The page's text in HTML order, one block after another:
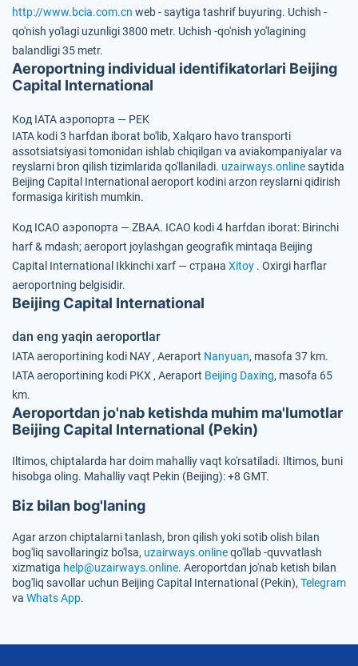
http://www.bcia.com.cn web - saytiga tashrif buyuring. Uchish -
qo'nish yo'lagi uzunligi 3800 metr. Uchish -qo'nish yo'lagining
balandligi 35 metr.
Aeroportning individual identifikatorlari Beijing
Capital International
Код IATA аэропорта — PEK
IATA kodi 3 harfdan iborat bo'lib, Xalqaro havo transporti
assotsiatsiyasi tomonidan ishlab chiqilgan va aviakompaniyalar va
reyslarni bron qilish tizimlarida qo'llaniladi. uzairways.onlinesaytida
Beijing Capital International aeroport kodini arzon reyslarni qidirish
formasiga kiritish mumkin.
Код ICAO аэропорта — ZBAA. ICAO kodi 4 harfdan iborat: Birinchi
harf & mdash; aeroport joylashgan geografik mintaqa Beijing
Capital International Ikkinchi xarf — страна Xitoy . Oxirgi harflar
aeroportning belgisidir.
Beijing Capital International
dan eng yaqin aeroportlar
IATA aeroportining kodi NAY , Aeraport Nanyuan, masofa 37 km.
IATA aeroportining kodi PKX , Aeraport Beijing Daxing, masofa 65
km.
Aeroportdan jo'nab ketishda muhim ma'lumotlar
Beijing Capital International (Pekin)
Iltimos, chiptalarda har doim mahalliy vaqt ko'rsatiladi. Iltimos, buni
hisobga oling. Mahalliy vaqt Pekin (Beijing): +8 GMT.
Biz bilan bog'laning
Agar arzon chiptalarni tanlash, bron qilish yoki sotib olish bilan
bog'liq savollaringiz bo'lsa, uzairways.onlineqo'llab -quvvatlash
xizmatiga help@uzairways.online. Aeroportdan jo'nab ketish bilan
bog'liq savollar uchun Beijing Capital International (Pekin), Telegram
va Whats App.